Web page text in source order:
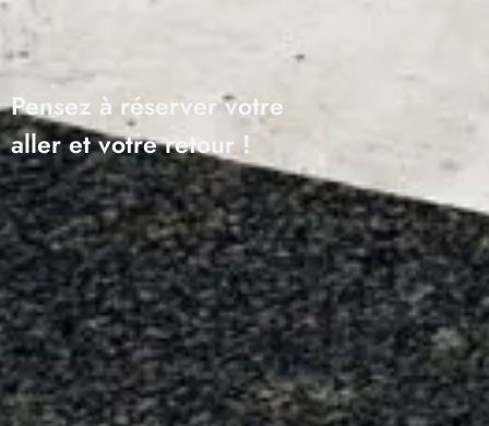
Pensez à réserver votre
aller et votre retour !